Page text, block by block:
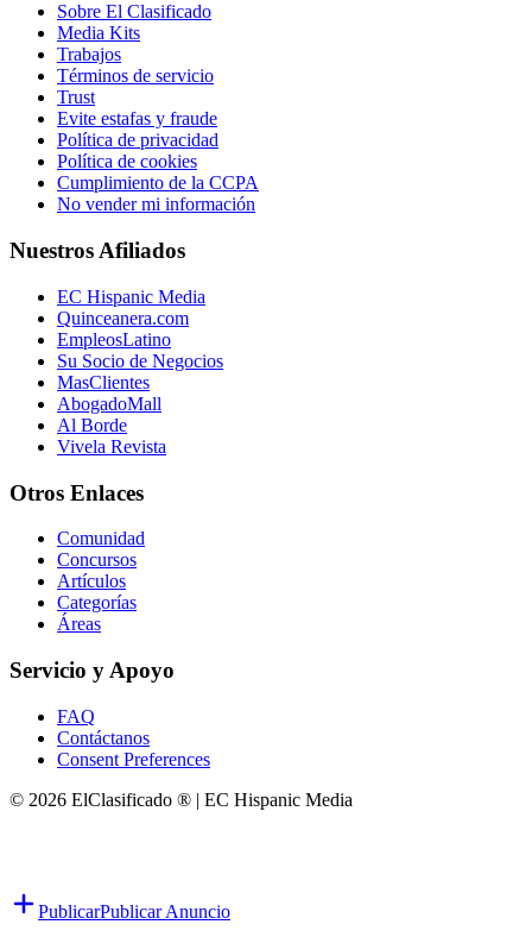
Sobre El Clasificado
Media Kits
Trabajos
Términos de servicio
Trust
Evite estafas y fraude
Política de privacidad
Política de cookies
Cumplimiento de la CCPA
No vender mi información
Nuestros Afiliados
EC Hispanic Media
Quinceanera.com
EmpleosLatino
Su Socio de Negocios
MasClientes
AbogadoMall
Al Borde
Vivela Revista
Otros Enlaces
Comunidad
Concursos
Artículos
Categorías
Áreas
Servicio y Apoyo
FAQ
Contáctanos
Consent Preferences
© 2026 ElClasificado ® | EC Hispanic Media
PublicarPublicar Anuncio